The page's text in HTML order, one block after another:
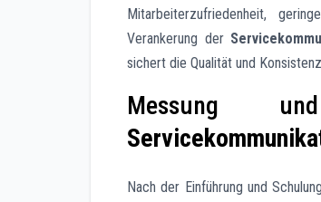
Mitarbeiterzufriedenheit,
Verankerung der
sichert die Qualität und
Messung
Nach der Einführung und